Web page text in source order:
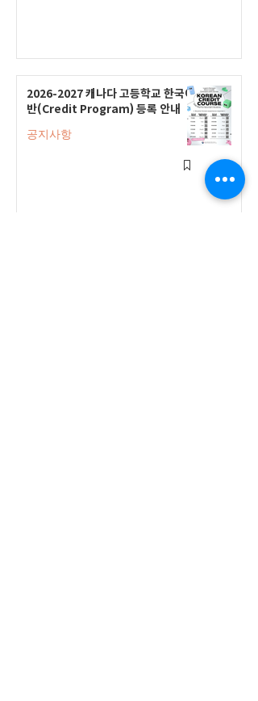
2026-2027 캐나다 고등학교 한국어
반(Credit Program) 등록 안내
공지사항